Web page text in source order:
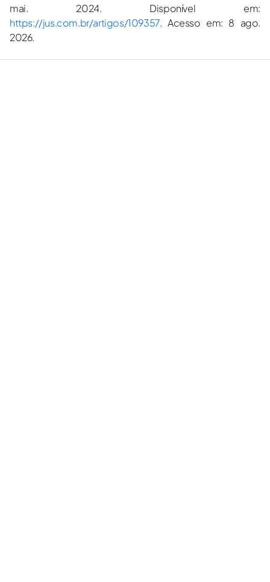
mai. 2024. Disponível em:
https://jus.com.br/artigos/109357. Acesso em: 8 ago.
2026.